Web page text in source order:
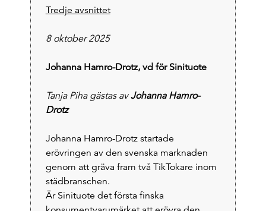
Tredje avsnittet
8 oktober 2025
Johanna Hamro-Drotz, vd för Sinituote
Tanja Piha gästas avJohanna Hamro-
Drotz
Johanna Hamro-Drotz startade
erövringen av den svenska marknaden
genom att gräva fram två TikTokare inom
städbranschen.
Är Sinituote det första finska